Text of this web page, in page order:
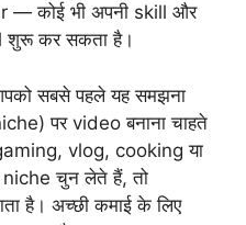
— कोई भी अपनी skill और
कर सकता है।
सबसे पहले यह समझना
पर video बनाना चाहते
vlog, cooking या
चुन लेते हैं, तो
है। अच्छी कमाई के लिए